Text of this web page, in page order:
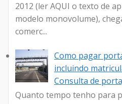
2012 (ler AQUI o texto de
modelo monovolume),
comerc...
Como pagar
incluindo
Consulta de
Quanto tempo tenho para